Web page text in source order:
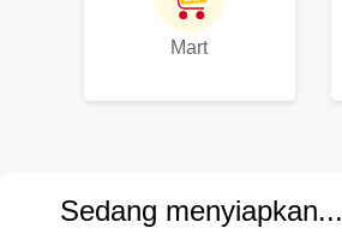
Mart
Sedang menyiapkan...